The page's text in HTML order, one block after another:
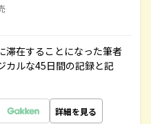
滞在することになった筆者
カルな45日間の記録と記
詳細を見る